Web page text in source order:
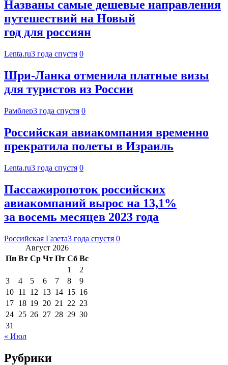
Названы самые дешевые направления
путешествий на Новый
год для россиян
Lenta.ru3 года спустя 0
Шри-Ланка отменила платные визы
для туристов из России
Рамблер3 года спустя 0
Российская авиакомпания временно
прекратила полеты в Израиль
Lenta.ru3 года спустя 0
Пассажиропоток российских
авиакомпаний вырос на 13,1%
за восемь месяцев 2023 года
Российская Газета3 года спустя 0
Август 2026
Пн Вт Ср Чт Пт Сб Вс
1
2
3
4 5 6 7 8
9
10 11 12 13 14 15 16
17 18 19 20 21 22 23
24 25 26 27 28 29 30
31
« Июл
Рубрики